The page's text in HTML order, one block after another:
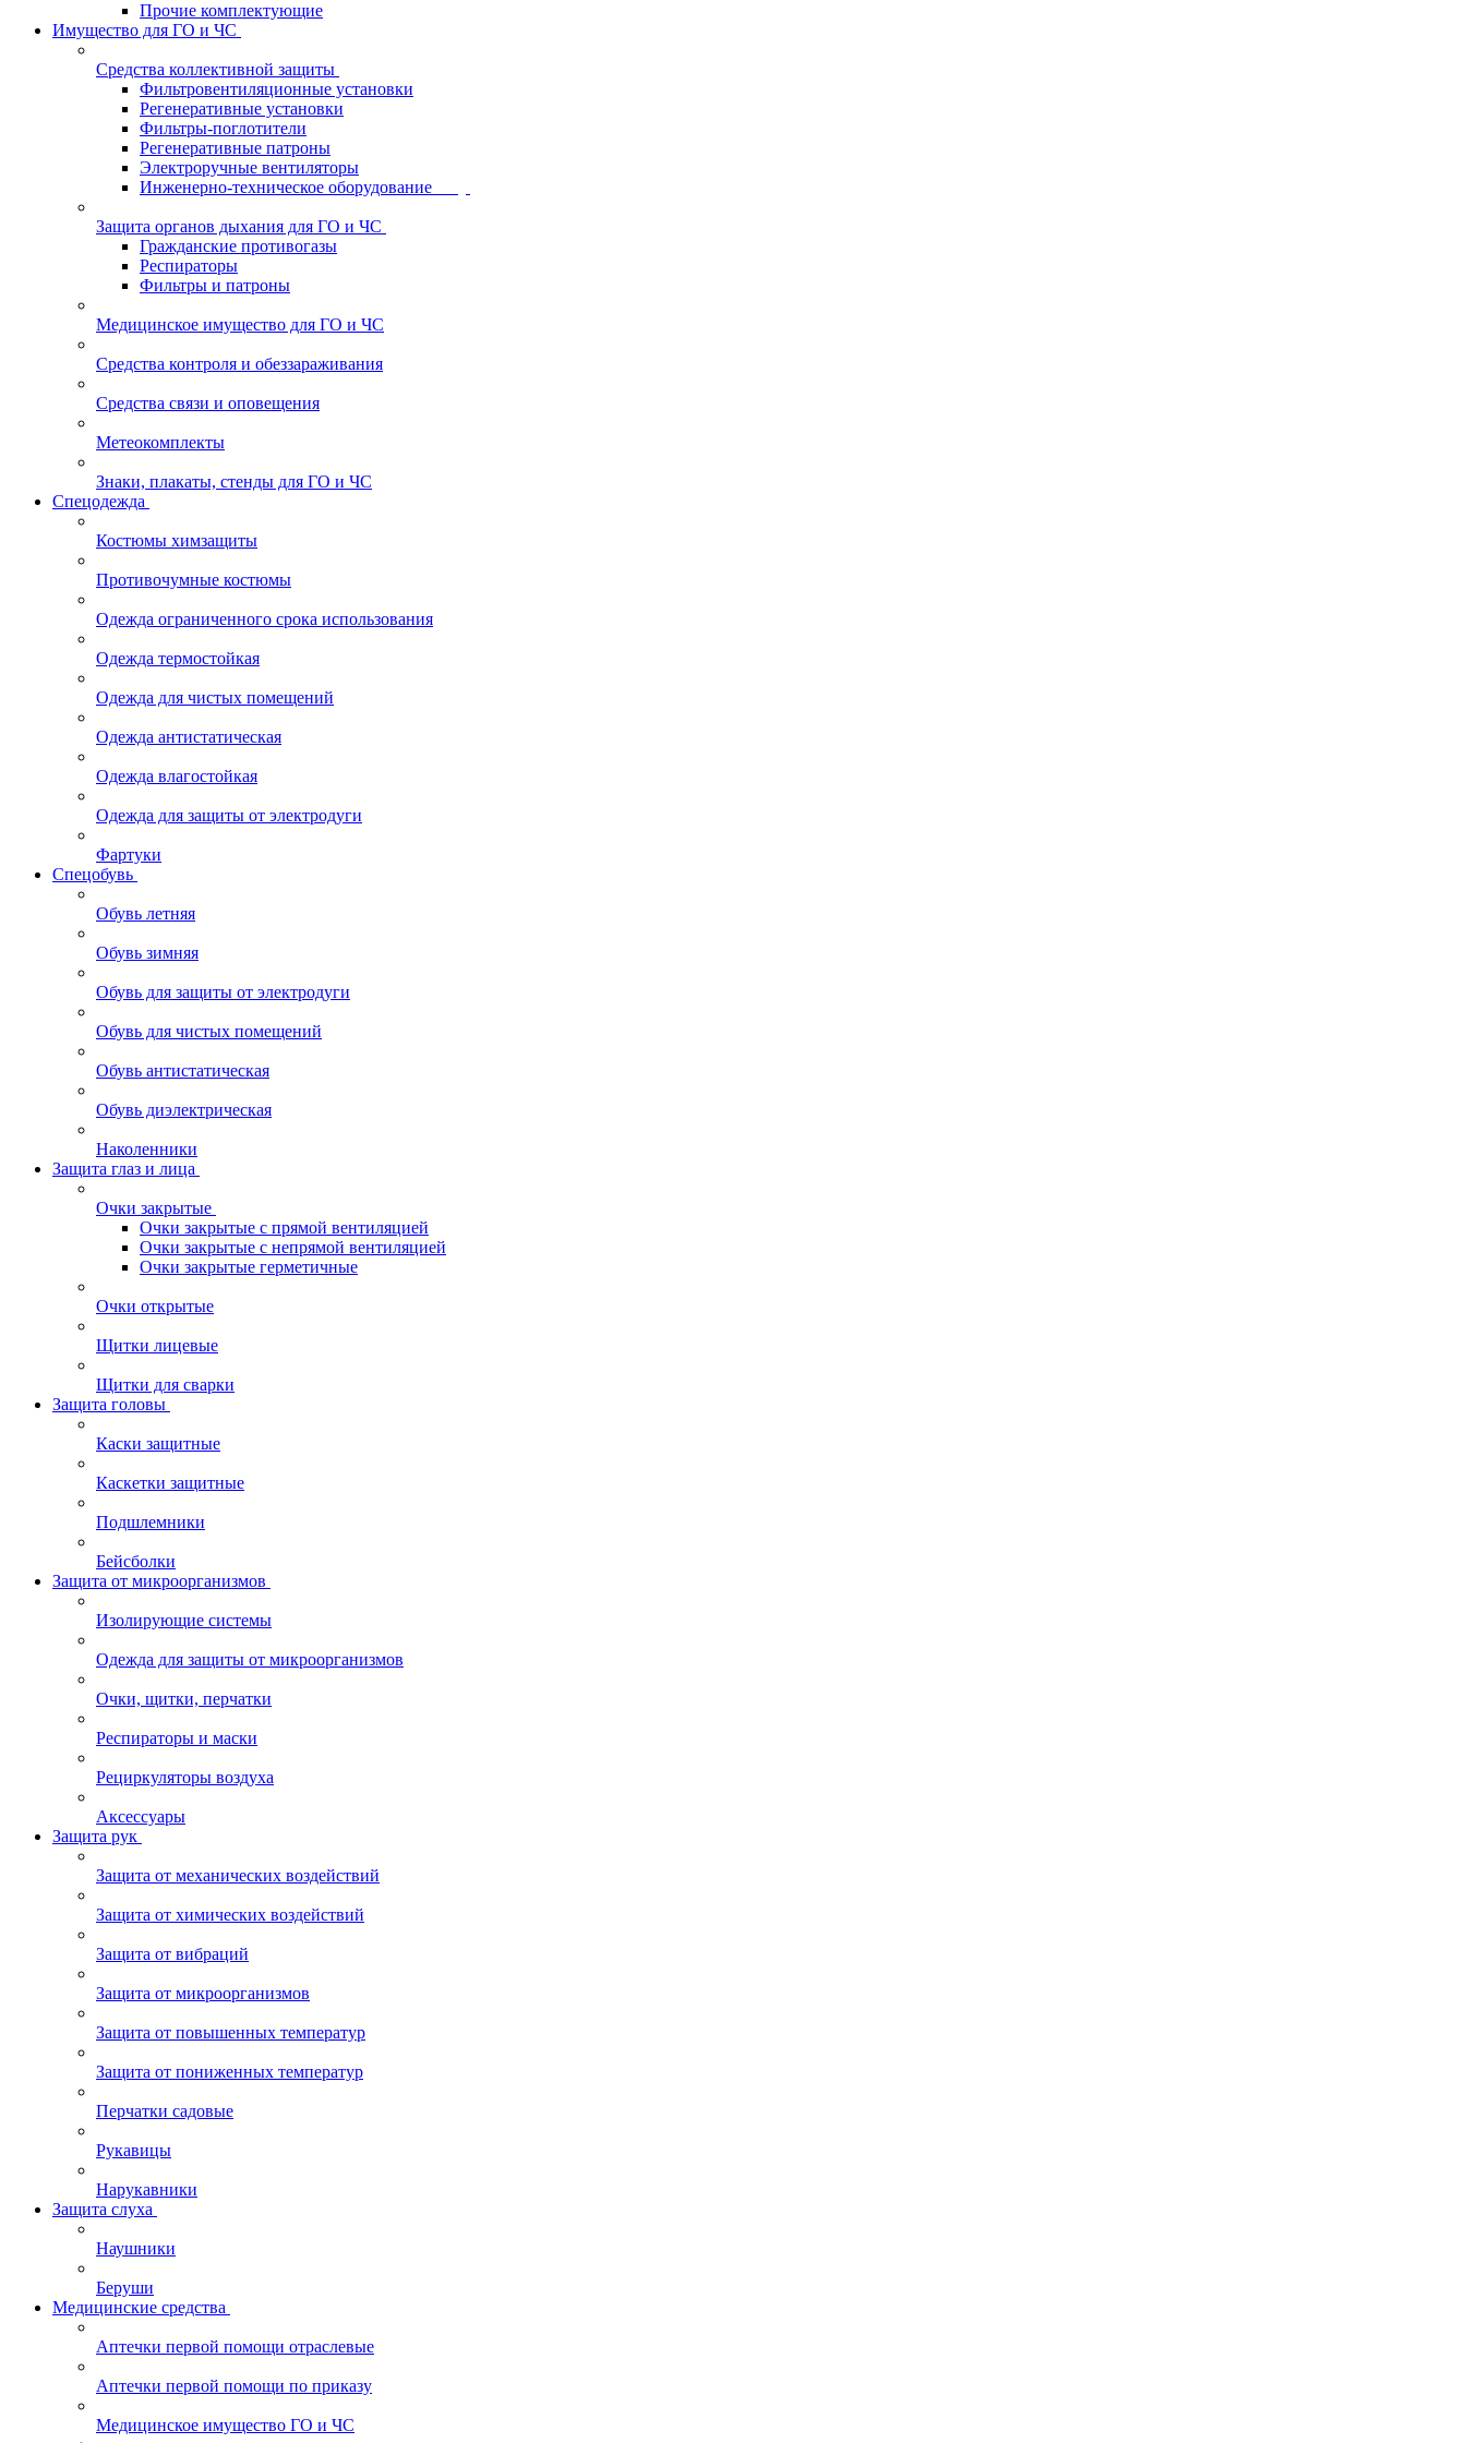
Прочие комплектующие
Имущество для ГО и ЧС
Средства коллективной защиты
Фильтровентиляционные установки
Регенеративные установки
Фильтры-поглотители
Регенеративные патроны
Электроручные вентиляторы
Инженерно-техническое оборудование
Защита органов дыхания для ГО и ЧС
Гражданские противогазы
Респираторы
Фильтры и патроны
Медицинское имущество для ГО и ЧС
Средства контроля и обеззараживания
Средства связи и оповещения
Метеокомплекты
Знаки, плакаты, стенды для ГО и ЧС
Спецодежда
Костюмы химзащиты
Противочумные костюмы
Одежда ограниченного срока использования
Одежда термостойкая
Одежда для чистых помещений
Одежда антистатическая
Одежда влагостойкая
Одежда для защиты от электродуги
Фартуки
Спецобувь
Обувь летняя
Обувь зимняя
Обувь для защиты от электродуги
Обувь для чистых помещений
Обувь антистатическая
Обувь диэлектрическая
Наколенники
Защита глаз и лица
Очки закрытые
Очки закрытые с прямой вентиляцией
Очки закрытые с непрямой вентиляцией
Очки закрытые герметичные
Очки открытые
Щитки лицевые
Щитки для сварки
Защита головы
Каски защитные
Каскетки защитные
Подшлемники
Бейсболки
Защита от микроорганизмов
Изолирующие системы
Одежда для защиты от микроорганизмов
Очки, щитки, перчатки
Респираторы и маски
Рециркуляторы воздуха
Аксессуары
Защита рук
Защита от механических воздействий
Защита от химических воздействий
Защита от вибраций
Защита от микроорганизмов
Защита от повышенных температур
Защита от пониженных температур
Перчатки садовые
Рукавицы
Нарукавники
Защита слуха
Наушники
Беруши
Медицинские средства
Аптечки первой помощи отраслевые
Аптечки первой помощи по приказу
Медицинское имущество ГО и ЧС